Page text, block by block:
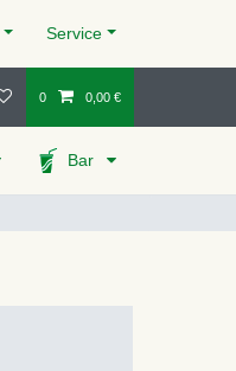
Service
0 0,00 €
Bar